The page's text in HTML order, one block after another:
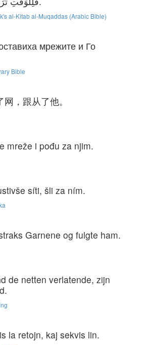
al-Kitab al-Muqaddas (Arabic Bible)
мрежите и Го
Bible
，跟从了他。
mreže i pođu za njim.
síti, šli za ním.
Garnene og fulgte ham.
de netten verlatende, zijn
la retojn, kaj sekvis lin.